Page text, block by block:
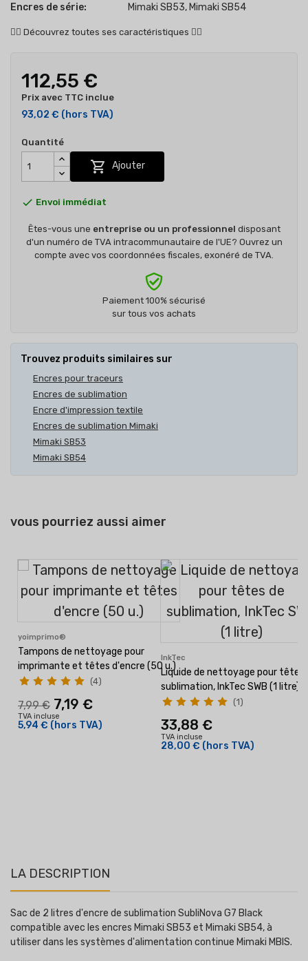
Encres de série:
Mimaki SB53, Mimaki SB54
👇🏻 Découvrez toutes ses caractéristiques 👇🏻
112,55 €
Prix avec TTC inclue
93,02 € (hors TVA)
Quantité
 Ajouter
 Envoi immédiat
Êtes-vous une entreprise ou un professionnel disposant
d'un numéro de TVA intracommunautaire de l'UE? Ouvrez un
compte avec vos coordonnées fiscales, exonéré de TVA.
Paiement 100% sécurisé
sur tous vos achats
Trouvez produits similaires sur
Encres pour traceurs
Encres de sublimation
Encre d'impression textile
Encres de sublimation Mimaki
Mimaki SB53
Mimaki SB54
vous pourriez aussi aimer
yoimprimo®
Tampons de nettoyage pour
imprimante et têtes d'encre (50 u.)
7,99 € 7,19 €
TVA incluse
5,94 € (hors TVA)
(4)
InkTec
Liquide de nettoyage pour têtes
sublimation, InkTec SWB (1 litre)
33,88 €
TVA incluse
28,00 € (hors TVA)
(1)
LA DESCRIPTION
Sac de 2 litres d'encre de sublimation SubliNova G7 Black
compatible avec les encres Mimaki SB53 et Mimaki SB54, à
utiliser dans les systèmes d'alimentation continue Mimaki MBIS.